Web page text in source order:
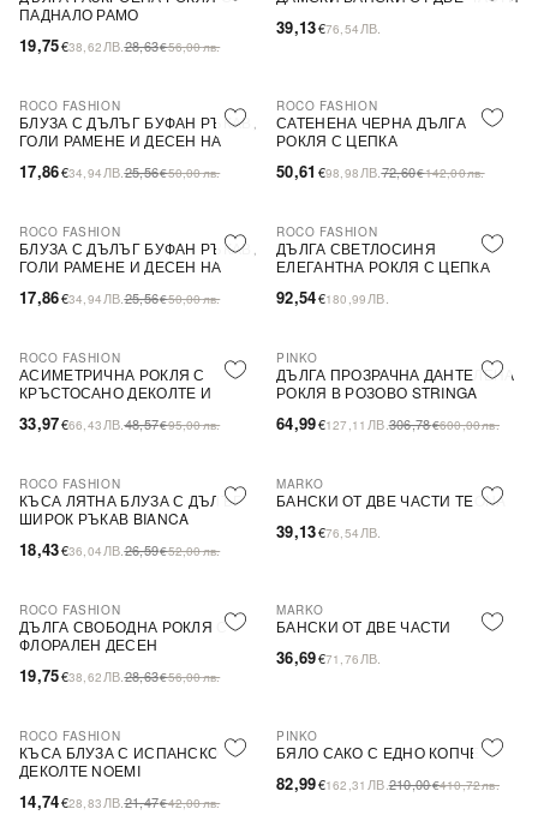
ПАДНАЛО РАМО
19,75€38,62 ЛВ.28,63€56,00лв.
39,13€76,54 ЛВ.
-30%
ROCO FASHION
БЛУЗА С ДЪЛЪГ БУФАН РЪКАВ,
ГОЛИ РАМЕНЕ И ДЕСЕН НА
17,86€34,94 ЛВ.25,56€50,00лв.
-30%
ROCO FASHION
САТЕНЕНА ЧЕРНА ДЪЛГА
РОКЛЯ С ЦЕПКА
50,61 €98,98 ЛВ.72,60€142,00лв.
-30%
ROCO FASHION
БЛУЗА С ДЪЛЪГ БУФАН РЪКАВ,
ГОЛИ РАМЕНЕ И ДЕСЕН НА
17,86€34,94 ЛВ.25,56€50,00лв.
ROCO FASHION
ДЪЛГА СВЕТЛОСИНЯ
ЕЛЕГАНТНА РОКЛЯ С ЦЕПКА
92,54€180,99 ЛВ.
-30%
ROCO FASHION
АСИМЕТРИЧНА РОКЛЯ С
КРЪСТОСАНО ДЕКОЛТЕ И
33,97€66,43 ЛВ.48,57€95,00лв.
-79%
PINKO
ДЪЛГА ПРОЗРАЧНА ДАНТЕЛЕНА
РОКЛЯ В РОЗОВО STRINGA
64,99€127,11 ЛВ.306,78€600,00лв.
-31%
ROCO FASHION
КЪСА ЛЯТНА БЛУЗА С ДЪЛЪГ
ШИРОК РЪКАВ BIANCA
18,43€36,04 ЛВ.26,59€52,00лв.
MARKO
БАНСКИ ОТ ДВЕ ЧАСТИ TEONA
39,13€76,54 ЛВ.
-31%
ROCO FASHION
ДЪЛГА СВОБОДНА РОКЛЯ С
ФЛОРАЛЕН ДЕСЕН
19,75€38,62 ЛВ.28,63€56,00лв.
MARKO
БАНСКИ ОТ ДВЕ ЧАСТИ
36,69€71,76 ЛВ.
-31%
ROCO FASHION
КЪСА БЛУЗА С ИСПАНСКО
ДЕКОЛТЕ NOEMI
14,74€28,83 ЛВ.21,47€42,00лв.
-60%
PINKO
БЯЛО САКО С ЕДНО КОПЧЕ
82,99€162,31 ЛВ.210,00€410,72лв.